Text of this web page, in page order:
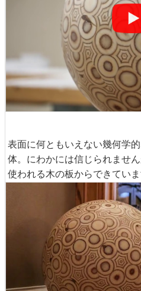
表面に何ともいえない幾何学
体。にわかには信じられませ
使われる木の板からできていま